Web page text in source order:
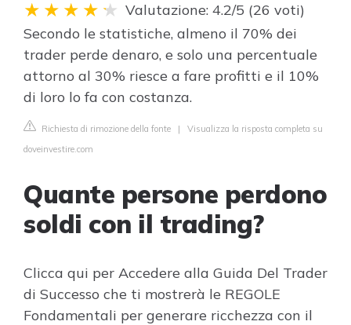
Valutazione: 4.2/5 (26 voti)
Secondo le statistiche, almeno il 70% dei
trader perde denaro, e solo una percentuale
attorno al 30% riesce a fare profitti e il 10%
di loro lo fa con costanza.
Richiesta di rimozione della fonte | Visualizza la risposta completa su
doveinvestire.com
Quante persone perdono
soldi con il trading?
Clicca qui per Accedere alla Guida Del Trader
di Successo che ti mostrerà le REGOLE
Fondamentali per generare ricchezza con il